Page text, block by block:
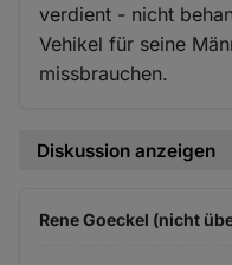
verdient - nicht
Vehikel für seine
missbrauchen.
Diskussion anzeigen
Rene Goeckel (nicht